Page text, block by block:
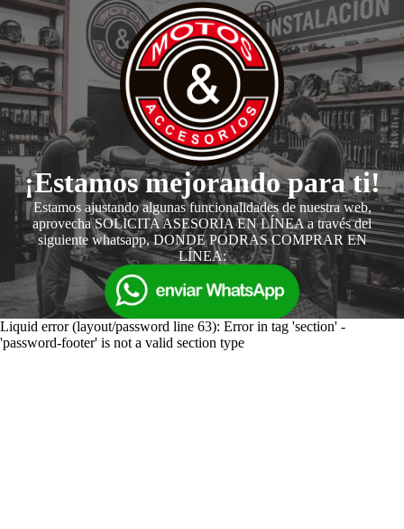
¡Estamos mejorando para ti!
Estamos ajustando algunas funcionalidades de nuestra web,
aprovecha SOLICITA ASESORIA EN LÍNEA a través del
siguiente whatsapp, DONDE PODRAS COMPRAR EN
LÍNEA:
Liquid error (layout/password line 63): Error in tag 'section' -
'password-footer' is not a valid section type